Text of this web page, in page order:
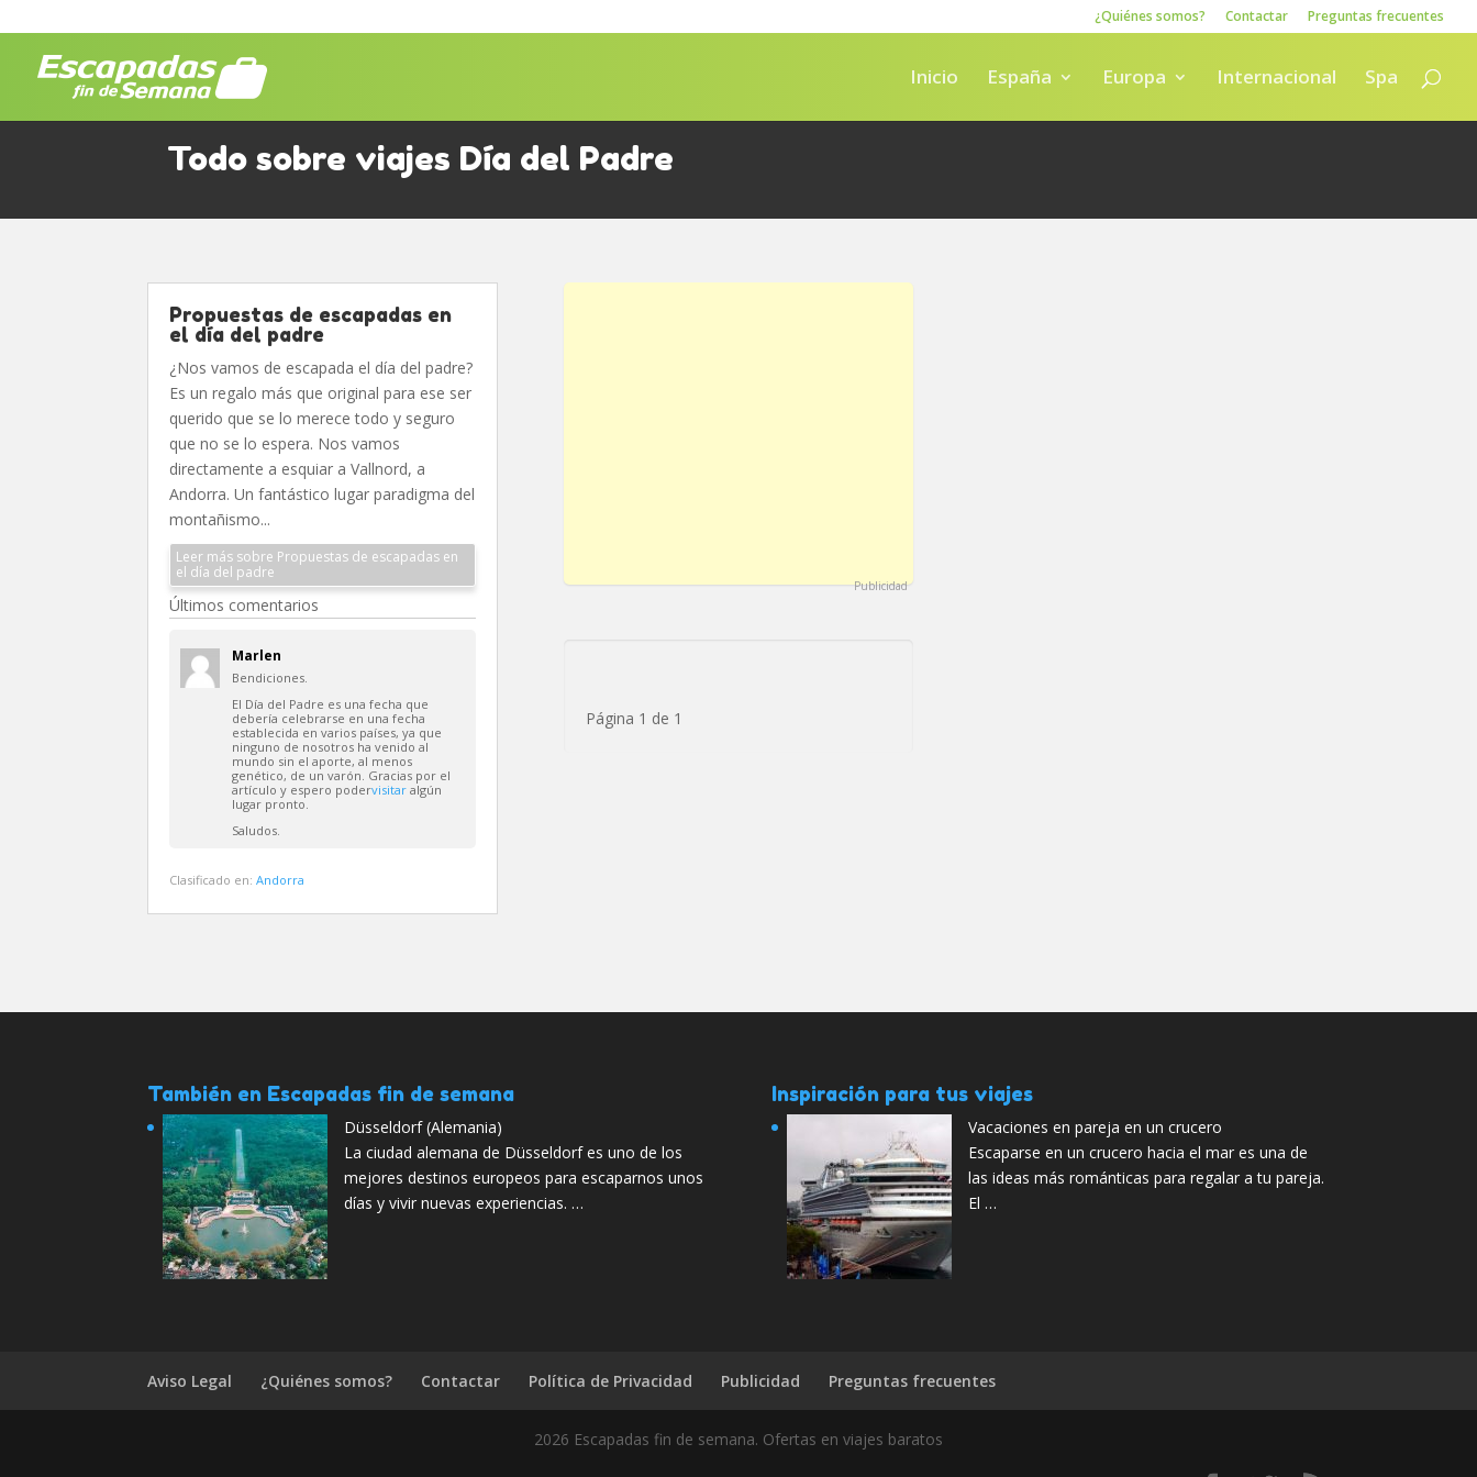
¿Quiénes somos? Contactar Preguntas frecuentes
Inicio España Europa Internacional Spa
Todo sobre viajes Día del Padre
Propuestas de escapadas en
el día del padre
¿Nos vamos de escapada el día del padre?
Es un regalo más que original para ese ser
querido que se lo merece todo y seguro
que no se lo espera. Nos vamos
directamente a esquiar a Vallnord, a
Andorra. Un fantástico lugar paradigma del
montañismo...
Leer más sobre Propuestas de escapadas en
el día del padre
Últimos comentarios
Marlen
Bendiciones.
El Día del Padre es una fecha que
debería celebrarse en una fecha
establecida en varios países, ya que
ninguno de nosotros ha venido al
mundo sin el aporte, al menos
genético, de un varón. Gracias por el
artículo y espero podervisitar algún
lugar pronto.
Saludos.
Clasificado en:Andorra
Publicidad
Página 1 de 1
También en Escapadas fin de semana
Düsseldorf (Alemania)
La ciudad alemana de Düsseldorf es uno de los
mejores destinos europeos para escaparnos unos
días y vivir nuevas experiencias. …
Inspiración para tus viajes
Vacaciones en pareja en un crucero
Escaparse en un crucero hacia el mar es una de
las ideas más románticas para regalar a tu pareja.
El …
Aviso Legal ¿Quiénes somos? Contactar Política de Privacidad Publicidad Preguntas frecuentes
2026 Escapadas fin de semana. Ofertas en viajes baratos